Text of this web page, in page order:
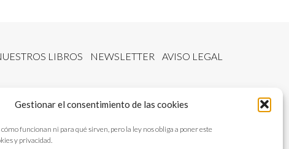
Gestionar el consentimiento de las cookies
funcionan ni para qué sirven, pero la ley nos obliga a poner este
y privacidad.
LIBROS NEWSLETTER AVISO LEGAL